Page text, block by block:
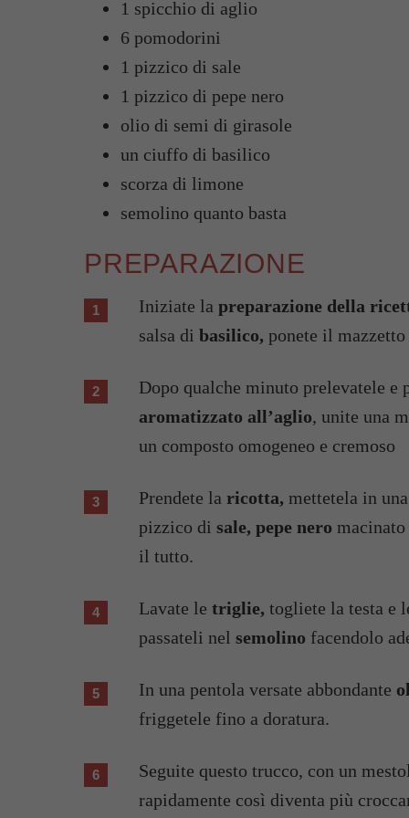
1 spicchio di aglio
6 pomodorini
1 pizzico di sale
1 pizzico di pepe nero
olio di semi di girasole
un ciuffo di basilico
scorza di limone
semolino quanto basta
PREPARAZIONE
Iniziate la preparazione della
salsa di basilico, ponete il
Dopo qualche minuto prelevatele
aromatizzato all’aglio, unite una
un composto omogeneo e cremoso
Prendete la ricotta, mettetela in
pizzico di sale, pepe nero
il tutto.
Lavate le triglie, togliete la testa e
passateli nel semolino facendolo
In una pentola versate abbondante
friggetele fino a doratura.
Seguite questo trucco, con un
rapidamente così diventa più